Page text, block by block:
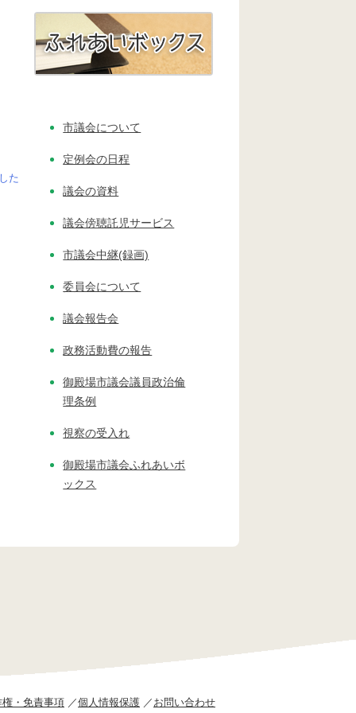
た
市議会について
定例会の日程
議会の資料
議会傍聴託児サービス
市議会中継(録画)
委員会について
議会報告会
政務活動費の報告
御殿場市議会議員政治倫
理条例
視察の受入れ
御殿場市議会ふれあいボ
ックス
・免責事項 個人情報保護 お問い合わせ